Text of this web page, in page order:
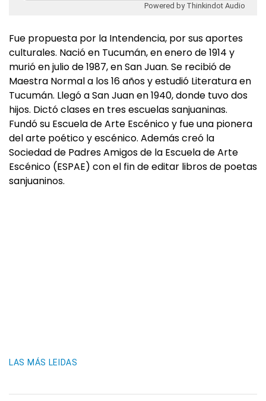
Powered by Thinkindot Audio
Fue propuesta por la Intendencia, por sus aportes
culturales. Nació en Tucumán, en enero de 1914 y
murió en julio de 1987, en San Juan. Se recibió de
Maestra Normal a los 16 años y estudió Literatura en
Tucumán. Llegó a San Juan en 1940, donde tuvo dos
hijos. Dictó clases en tres escuelas sanjuaninas.
Fundó su Escuela de Arte Escénico y fue una pionera
del arte poético y escénico. Además creó la
Sociedad de Padres Amigos de la Escuela de Arte
Escénico (ESPAE) con el fin de editar libros de poetas
sanjuaninos.
LAS MÁS LEIDAS